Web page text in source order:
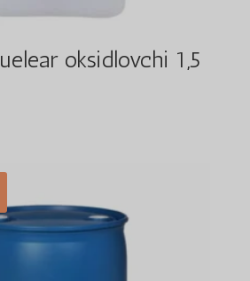
oksidlovchi 1,5